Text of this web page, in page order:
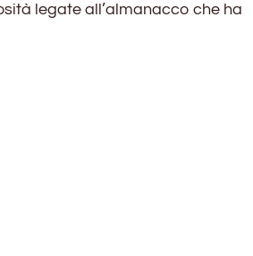
legate all’almanacco che ha